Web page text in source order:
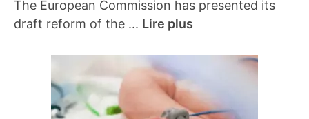
The European Commission has presented its
draft reform of the ... Lire plus